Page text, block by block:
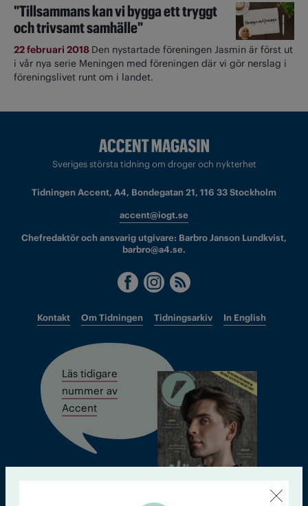
"Tillsammans kan vi bygga ett tryggt
och trivsamt samhälle"
22 februari 2018 Den nystartade föreningen Jasmin är först ut
i vår nya serie Meningen med föreningen där vi gör nerslag i
föreningslivet runt om i landet.
Sveriges största tidning om droger och nykterhet
Tidningen Accent, A4, Bondegatan 21, 116 33 Stockholm
accent@iogt.se
Chefredaktör och ansvarig utgivare: Barbro Janson Lundkvist,
barbro@a4.se.
Kontakt Om Tidningen Tidningsarkiv In English
Läs tidigare
nummer av
Accent